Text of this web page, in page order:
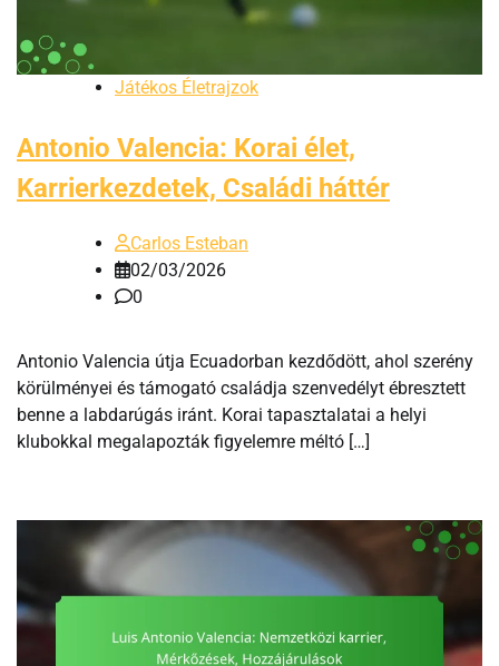
Játékos Életrajzok
Antonio Valencia: Korai élet,
Karrierkezdetek, Családi háttér
Carlos Esteban
02/03/2026
0
Antonio Valencia útja Ecuadorban kezdődött, ahol szerény
körülményei és támogató családja szenvedélyt ébresztett
benne a labdarúgás iránt. Korai tapasztalatai a helyi
klubokkal megalapozták figyelemre méltó […]